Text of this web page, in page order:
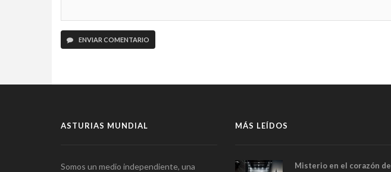
ENVIAR COMENTARIO
ASTURIAS MUNDIAL
Somos un medio independiente, una
MÁS LEÍDOS
Misterio en el corazón de